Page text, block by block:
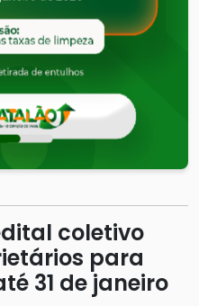
coletivo
para
31 de janeiro